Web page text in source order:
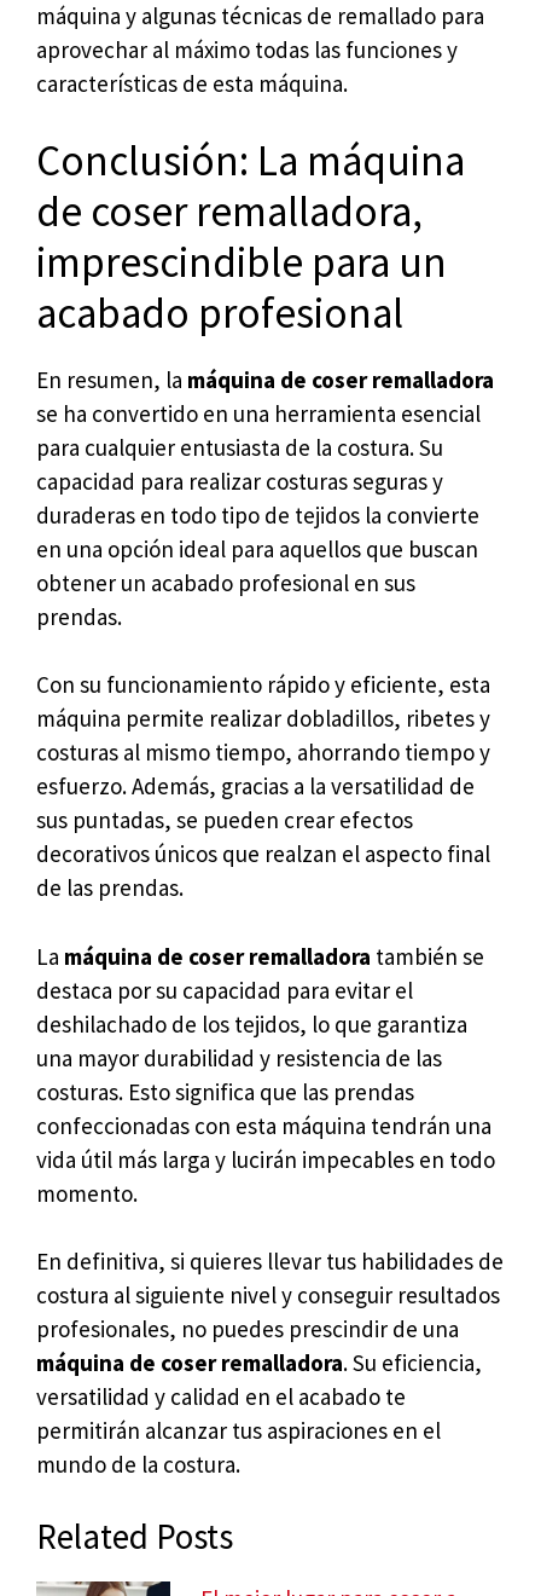
máquina y algunas técnicas de remallado para
aprovechar al máximo todas las funciones y
características de esta máquina.
Conclusión: La máquina
de coser remalladora,
imprescindible para un
acabado profesional
En resumen, la máquina de coser remalladora
se ha convertido en una herramienta esencial
para cualquier entusiasta de la costura. Su
capacidad para realizar costuras seguras y
duraderas en todo tipo de tejidos la convierte
en una opción ideal para aquellos que buscan
obtener un acabado profesional en sus
prendas.
Con su funcionamiento rápido y eficiente, esta
máquina permite realizar dobladillos, ribetes y
costuras al mismo tiempo, ahorrando tiempo y
esfuerzo. Además, gracias a la versatilidad de
sus puntadas, se pueden crear efectos
decorativos únicos que realzan el aspecto final
de las prendas.
La máquina de coser remalladora también se
destaca por su capacidad para evitar el
deshilachado de los tejidos, lo que garantiza
una mayor durabilidad y resistencia de las
costuras. Esto significa que las prendas
confeccionadas con esta máquina tendrán una
vida útil más larga y lucirán impecables en todo
momento.
En definitiva, si quieres llevar tus habilidades de
costura al siguiente nivel y conseguir resultados
profesionales, no puedes prescindir de una
máquina de coser remalladora. Su eficiencia,
versatilidad y calidad en el acabado te
permitirán alcanzar tus aspiraciones en el
mundo de la costura.
Related Posts